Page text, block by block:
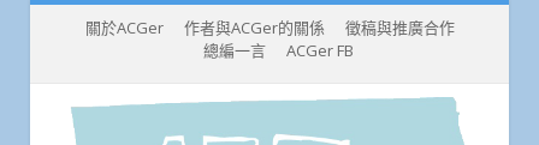
關於ACGer 作者與ACGer的關係
徵稿與推廣合作
總編一言
ACGer FB